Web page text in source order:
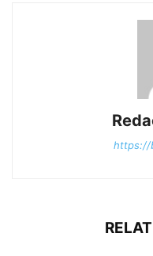
https://